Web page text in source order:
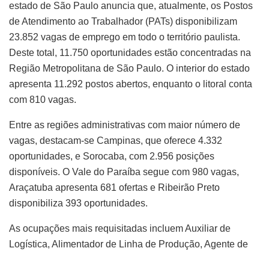
estado de São Paulo anuncia que, atualmente, os Postos
de Atendimento ao Trabalhador (PATs) disponibilizam
23.852 vagas de emprego em todo o território paulista.
Deste total, 11.750 oportunidades estão concentradas na
Região Metropolitana de São Paulo. O interior do estado
apresenta 11.292 postos abertos, enquanto o litoral conta
com 810 vagas.
Entre as regiões administrativas com maior número de
vagas, destacam-se Campinas, que oferece 4.332
oportunidades, e Sorocaba, com 2.956 posições
disponíveis. O Vale do Paraíba segue com 980 vagas,
Araçatuba apresenta 681 ofertas e Ribeirão Preto
disponibiliza 393 oportunidades.
As ocupações mais requisitadas incluem Auxiliar de
Logística, Alimentador de Linha de Produção, Agente de